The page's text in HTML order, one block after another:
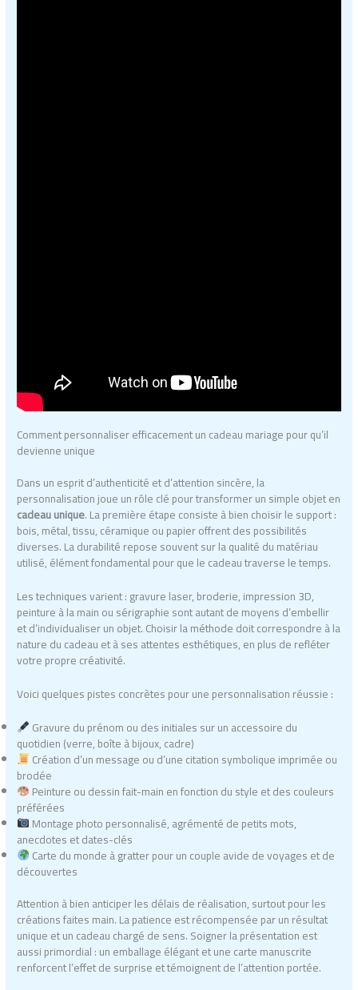
Comment personnaliser efficacement un cadeau mariage pour qu’il
devienne unique
Dans un esprit d’authenticité et d’attention sincère, la
personnalisation joue un rôle clé pour transformer un simple objet en
cadeau unique. La première étape consiste à bien choisir le support :
bois, métal, tissu, céramique ou papier offrent des possibilités
diverses. La durabilité repose souvent sur la qualité du matériau
utilisé, élément fondamental pour que le cadeau traverse le temps.
Les techniques varient : gravure laser, broderie, impression 3D,
peinture à la main ou sérigraphie sont autant de moyens d’embellir
et d’individualiser un objet. Choisir la méthode doit correspondre à la
nature du cadeau et à ses attentes esthétiques, en plus de refléter
votre propre créativité.
Voici quelques pistes concrètes pour une personnalisation réussie :
Gravure du prénom ou des initiales sur un accessoire du
quotidien (verre, boîte à bijoux, cadre)
Création d’un message ou d’une citation symbolique imprimée ou
brodée
Peinture ou dessin fait-main en fonction du style et des couleurs
préférées
Montage photo personnalisé, agrémenté de petits mots,
anecdotes et dates-clés
Carte du monde à gratter pour un couple avide de voyages et de
découvertes
Attention à bien anticiper les délais de réalisation, surtout pour les
créations faites main. La patience est récompensée par un résultat
unique et un cadeau chargé de sens. Soigner la présentation est
aussi primordial : un emballage élégant et une carte manuscrite
renforcent l’effet de surprise et témoignent de l’attention portée.